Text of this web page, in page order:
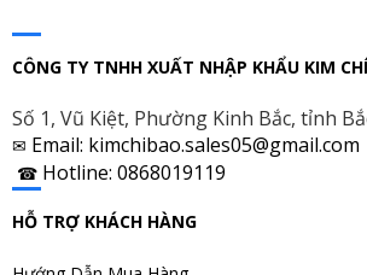
CÔNG TY TNHH XUẤT NHẬP KHẨU KIM
Số 1, Vũ Kiệt, Phường Kinh Bắc, tỉnh
✉ Email: kimchibao.sales05@gmail.com
☎ Hotline: 0868019119
HỖ TRỢ KHÁCH HÀNG